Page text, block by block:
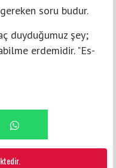
soru budur.
duyduğumuz şey;
erdemidir. "Es-